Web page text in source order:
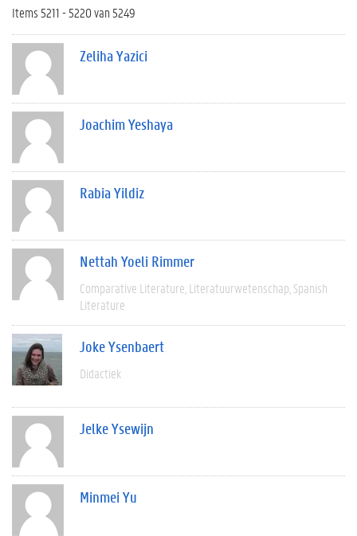
Items 5211 - 5220 van 5249
Zeliha Yazici
Joachim Yeshaya
Rabia Yildiz
Nettah Yoeli Rimmer
Comparative Literature Literatuurwetenschap Spanish
Literature
Joke Ysenbaert
Didactiek
Jelke Ysewijn
Minmei Yu